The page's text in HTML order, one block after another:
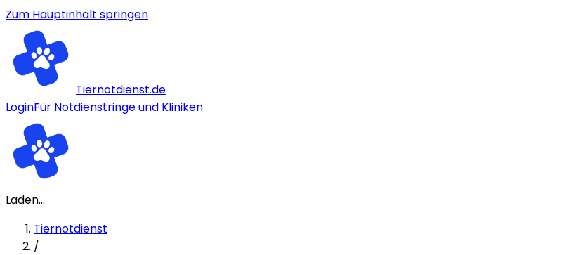
Zum Hauptinhalt springen
Tiernotdienst.de
LoginFür Notdienstringe und Kliniken
Laden...
Tiernotdienst
/